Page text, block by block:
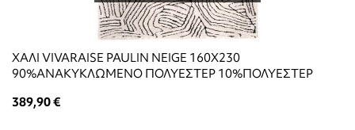
ΧΑΛΙ VIVARAISE PAULIN NEIGE 160X230
90%ΑΝΑΚΥΚΛΩΜΕΝΟ ΠΟΛΥΕΣΤΕΡ 10%ΠΟΛΥΕΣΤΕΡ
389,90 €